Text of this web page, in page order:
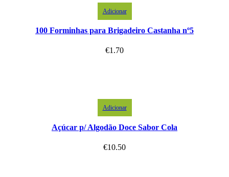
Adicionar
100 Forminhas para Brigadeiro Castanha nº5
€1.70
Adicionar
Açúcar p/ Algodão Doce Sabor Cola
€10.50